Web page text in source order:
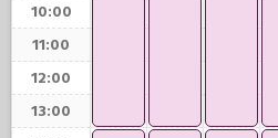
10:00
11:00
12:00
13:00